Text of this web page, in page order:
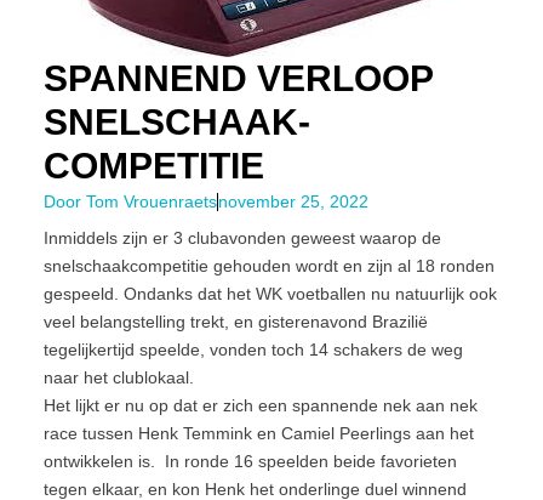
SPANNEND VERLOOP
SNELSCHAAK-
COMPETITIE
DoorTom Vrouenraetsnovember 25, 2022
Inmiddels zijn er 3 clubavonden geweest waarop de
snelschaakcompetitie gehouden wordt en zijn al 18 ronden
gespeeld. Ondanks dat het WK voetballen nu natuurlijk ook
veel belangstelling trekt, en gisterenavond Brazilië
tegelijkertijd speelde, vonden toch 14 schakers de weg
naar het clublokaal.
Het lijkt er nu op dat er zich een spannende nek aan nek
race tussen Henk Temmink en Camiel Peerlings aan het
ontwikkelen is. In ronde 16 speelden beide favorieten
tegen elkaar, en kon Henk het onderlinge duel winnend